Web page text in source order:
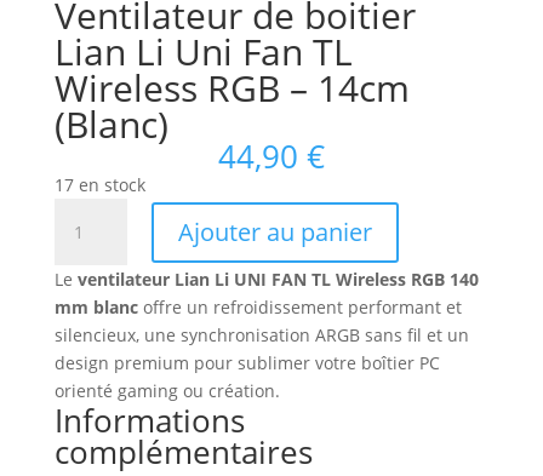
Ventilateur de boitier
Lian Li Uni Fan TL
Wireless RGB – 14cm
(Blanc)
44,90 €
17 en stock
Ventilateur
boitier
Lian
Uni
Fan
TL
Ajouter au panier
Le ventilateur Lian Li UNI FAN TL Wireless RGB 140
mm blancoffre un refroidissement performant et
silencieux, une synchronisation ARGB sans fil et un
design premium pour sublimer votre boîtier PC
orienté gaming ou création.
Informations
complémentaires